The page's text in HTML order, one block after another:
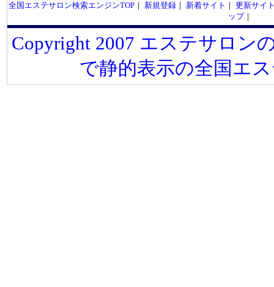
全国エステサロン検索エンジンTOP｜ 新規登録｜ 新着サイト ｜ 更新サイ
ップ｜
Copyright 2007 エステサロン
で静的表示の全国エ